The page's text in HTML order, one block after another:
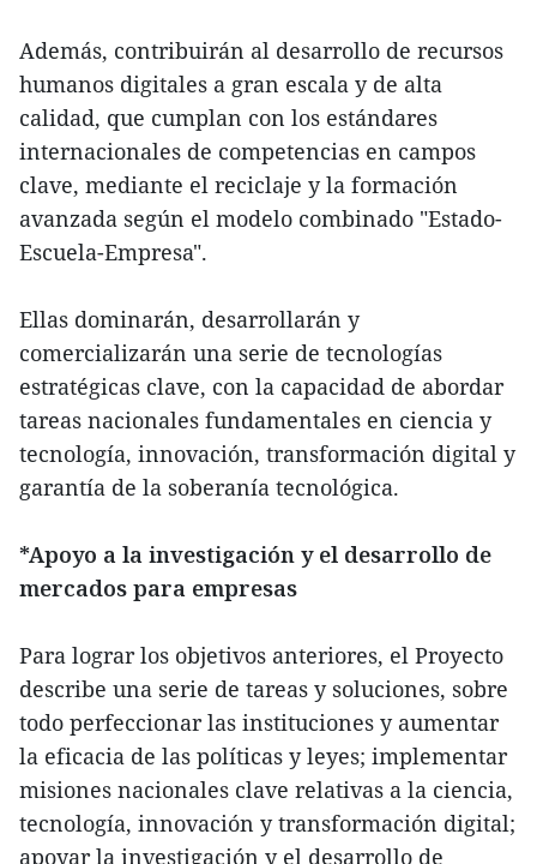
Además, contribuirán al desarrollo de recursos
humanos digitales a gran escala y de alta
calidad, que cumplan con los estándares
internacionales de competencias en campos
clave, mediante el reciclaje y la formación
avanzada según el modelo combinado "Estado-
Escuela-Empresa".
Ellas dominarán, desarrollarán y
comercializarán una serie de tecnologías
estratégicas clave, con la capacidad de abordar
tareas nacionales fundamentales en ciencia y
tecnología, innovación, transformación digital y
garantía de la soberanía tecnológica.
*Apoyo a la investigación y el desarrollo de
mercados para empresas
Para lograr los objetivos anteriores, el Proyecto
describe una serie de tareas y soluciones, sobre
todo perfeccionar las instituciones y aumentar
la eficacia de las políticas y leyes; implementar
misiones nacionales clave relativas a la ciencia,
tecnología, innovación y transformación digital;
apoyar la investigación y el desarrollo de